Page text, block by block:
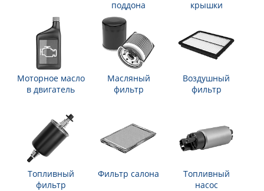
поддона крышки
Моторное масло
в двигатель
Масляный
фильтр
Воздушный
фильтр
Топливный
фильтр
Фильтр салона
Топливный
насос